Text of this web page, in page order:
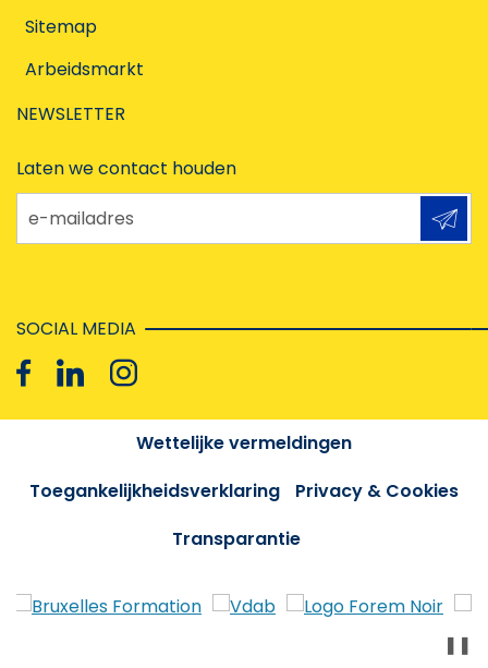
Sitemap
Arbeidsmarkt
NEWSLETTER
Laten we contact houden
e-mailadres
SOCIAL MEDIA
Wettelijke vermeldingen
Toegankelijkheidsverklaring
Privacy & Cookies
Transparantie
❚❚